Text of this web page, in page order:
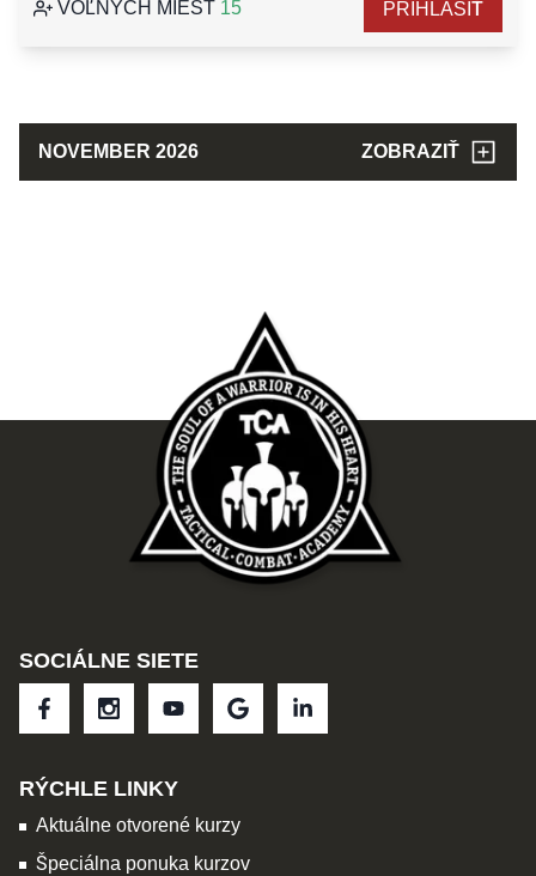
VOĽNÝCH MIEST 15 PRIHLÁSIŤ
NOVEMBER 2026 ZOBRAZIŤ
SOCIÁLNE SIETE
RÝCHLE LINKY
Aktuálne otvorené kurzy
Špeciálna ponuka kurzov